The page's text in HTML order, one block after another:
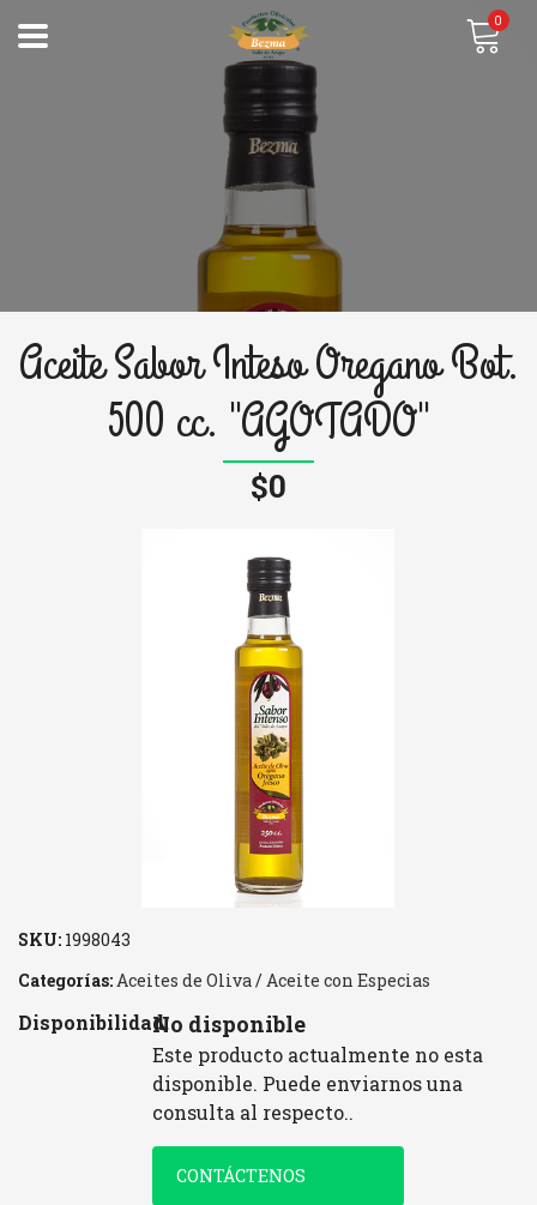
0
Aceite Sabor Inteso Oregano Bot.
500 cc. "AGOTADO"
$0
SKU: 1998043
Categorías:Aceites de Oliva/Aceite con Especias
Disponibilidad:No disponible
Este producto actualmente no esta
disponible. Puede enviarnos una
consulta al respecto..
CONTÁCTENOS